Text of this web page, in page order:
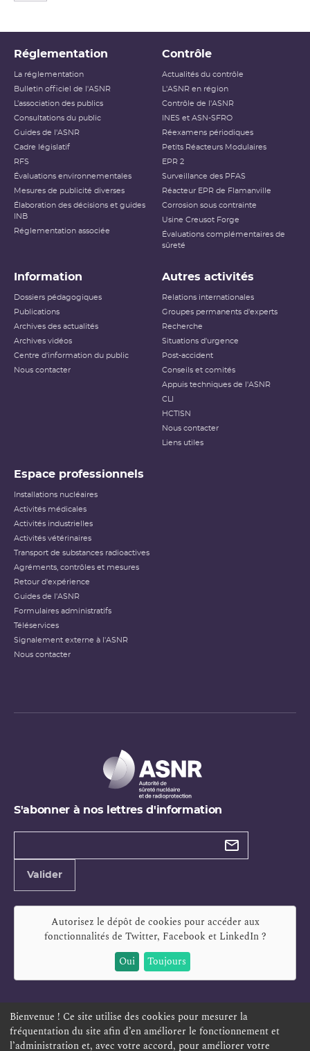
Réglementation
La réglementation
Bulletin officiel de l'ASNR
L’association des publics
Consultations du public
Guides de l'ASNR
Cadre législatif
RFS
Évaluations environnementales
Mesures de publicité diverses
Élaboration des décisions et guides
INB
Réglementation associée
Contrôle
Actualités du contrôle
L'ASNR en région
Contrôle de l'ASNR
INES et ASN-SFRO
Réexamens périodiques
Petits Réacteurs Modulaires
EPR 2
Surveillance des PFAS
Réacteur EPR de Flamanville
Corrosion sous contrainte
Usine Creusot Forge
Évaluations complémentaires de
sûreté
Information
Dossiers pédagogiques
Publications
Archives des actualités
Archives vidéos
Centre d'information du public
Nous contacter
Autres activités
Relations internationales
Groupes permanents d'experts
Recherche
Situations d'urgence
Post-accident
Conseils et comités
Appuis techniques de l'ASNR
CLI
HCTISN
Nous contacter
Liens utiles
Espace professionnels
Installations nucléaires
Activités médicales
Activités industrielles
Activités vétérinaires
Transport de substances radioactives
Agréments, contrôles et mesures
Retour d'expérience
Guides de l'ASNR
Formulaires administratifs
Téléservices
Signalement externe à l'ASNR
Nous contacter
S'abonner à nos lettres d'information
Types de
Valider
Autorisez le dépôt de cookies pour accéder aux
fonctionnalités de Twitter, Facebook et LinkedIn?
Oui
Toujours
ESPACE PERSONNEL OFFRES D'EMPLOI SIGNALEMENT
Bienvenue ! Ce site utilise des cookies pour mesurer la
fréquentation du site afin d’en améliorer le fonctionnement et
l’administration et, avec votre accord, pour améliorer votre